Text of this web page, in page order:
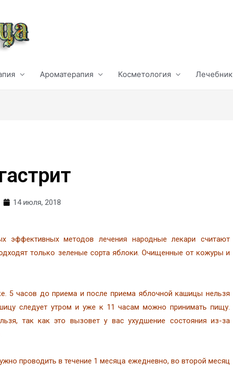
Ароматерапия Косметология Лечебник
14 июля, 2018
эффективных методов лечения народные лекари считают
только зеленые сорта яблоки. Очищенные от кожуры и
5 часов до приема и после приема яблочной кашицы нельзя
следует утром и уже к 11 часам можно принимать пищу.
так как это вызовет у вас ухудшение состояния из-за
проводить в течение 1 месяца ежедневно, во второй месяц